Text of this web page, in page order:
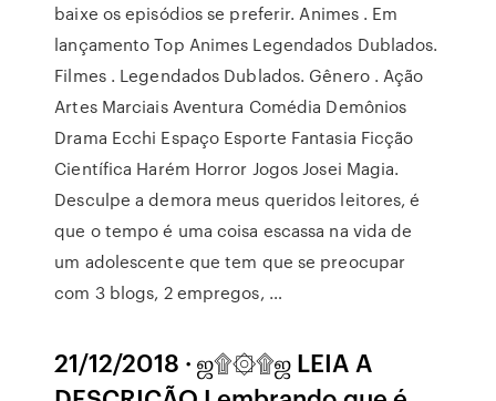
baixe os episódios se preferir. Animes . Em
lançamento Top Animes Legendados Dublados.
Filmes . Legendados Dublados. Gênero . Ação
Artes Marciais Aventura Comédia Demônios
Drama Ecchi Espaço Esporte Fantasia Ficção
Científica Harém Horror Jogos Josei Magia.
Desculpe a demora meus queridos leitores, é
que o tempo é uma coisa escassa na vida de
um adolescente que tem que se preocupar
com 3 blogs, 2 empregos, …
21/12/2018 · ஜ۩۞۩ஜ LEIA A